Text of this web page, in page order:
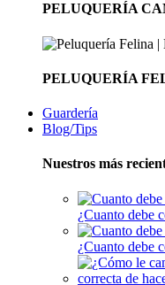
PELUQUERÍA
PELUQUERÍA
Guardería
Blog/Tips
Nuestros más
¿Cuanto debe
¿Cuanto debe